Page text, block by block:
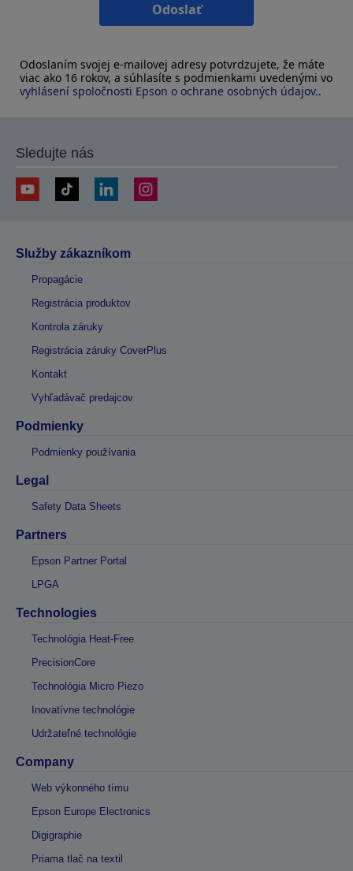
Odoslať
Odoslaním svojej e-mailovej adresy potvrdzujete, že máte
viac ako 16 rokov, a súhlasíte s podmienkami uvedenými vo
vyhlásení spoločnosti Epson o ochrane osobných údajov..
Sledujte nás
Služby zákazníkom
Propagácie
Registrácia produktov
Kontrola záruky
Registrácia záruky CoverPlus
Kontakt
Vyhľadávač predajcov
Podmienky
Podmienky používania
Legal
Safety Data Sheets
Partners
Epson Partner Portal
LPGA
Technologies
Technológia Heat-Free
PrecisionCore
Technológia Micro Piezo
Inovatívne technológie
Udržateľné technológie
Company
Web výkonného tímu
Epson Europe Electronics
Digigraphie
Priama tlač na textil